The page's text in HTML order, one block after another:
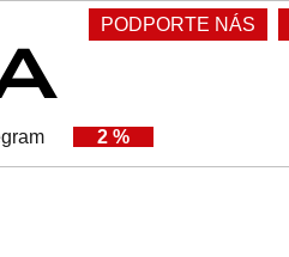
PODPORTE NÁS
2 %